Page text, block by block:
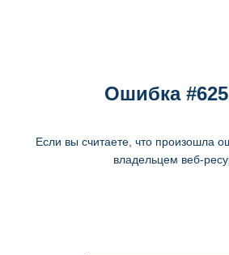
Ошибка
Если вы считаете, что произошла
владельцем веб-